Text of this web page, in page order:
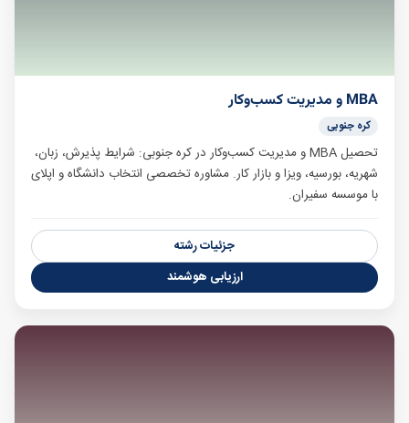
MBA و مدیریت کسب‌وکار
کره جنوبی
تحصیل MBA و مدیریت کسب‌وکار در کره جنوبی: شرایط پذیرش، زبان،
شهریه، بورسیه، ویزا و بازار کار. مشاوره تخصصی انتخاب دانشگاه و اپلای
با موسسه سفیران.
جزئیات رشته
ارزیابی هوشمند